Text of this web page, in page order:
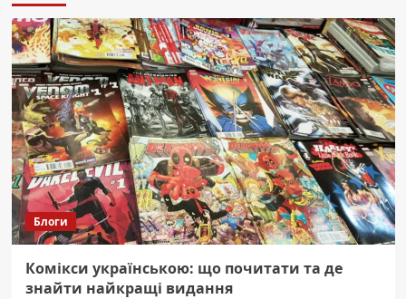
Блоги
Комікси українською: що почитати та де
знайти найкращі видання